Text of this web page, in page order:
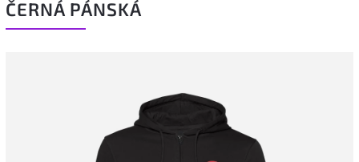
ČERNÁ PÁNSKÁ